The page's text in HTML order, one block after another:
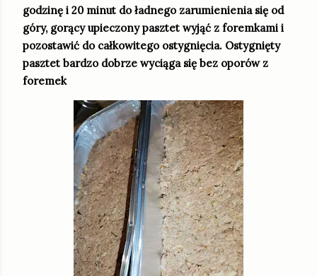
godzinę i 20 minut do ładnego zarumienienia się od
góry, gorący upieczony pasztet wyjąć z foremkami i
pozostawić do całkowitego ostygnięcia. Ostygnięty
pasztet bardzo dobrze wyciąga się bez oporów z
foremek